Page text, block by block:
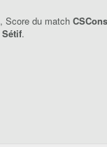
, Score du match
Sétif.